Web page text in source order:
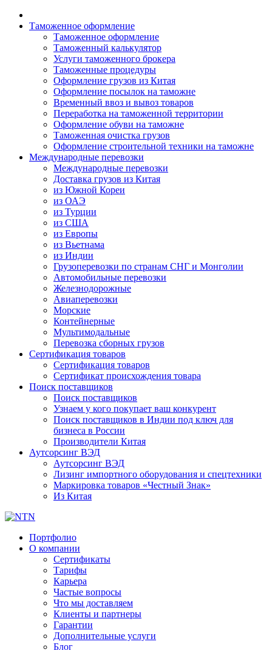
Таможенное оформление
Таможенное оформление
Таможенный калькулятор
Услуги таможенного брокера
Таможенные процедуры
Оформление грузов из Китая
Оформление посылок на таможне
Временный ввоз и вывоз товаров
Переработка на таможенной территории
Оформление обуви на таможне
Таможенная очистка грузов
Оформление строительной техники на таможне
Международные перевозки
Международные перевозки
Доставка грузов из Китая
из Южной Кореи
из ОАЭ
из Турции
из США
из Европы
из Вьетнама
из Индии
Грузоперевозки по странам СНГ и Монголии
Автомобильные перевозки
Железнодорожные
Авиаперевозки
Морские
Контейнерные
Мультимодальные
Перевозка сборных грузов
Сертификация товаров
Сертификация товаров
Сертификат происхождения товара
Поиск поставщиков
Поиск поставщиков
Узнаем у кого покупает ваш конкурент
Поиск поставщиков в Индии под ключ для
бизнеса в России
Производители Китая
Аутсорсинг ВЭД
Аутсорсинг ВЭД
Лизинг импортного оборудования и спецтехники
Маркировка товаров «Честный Знак»
Из Китая
Портфолио
О компании
Сертификаты
Тарифы
Карьера
Частые вопросы
Что мы доставляем
Клиенты и партнеры
Гарантии
Дополнительные услуги
Блог